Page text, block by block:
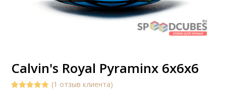
Calvin's Royal Pyraminx 6x6x6
(1 отзыв клиента)